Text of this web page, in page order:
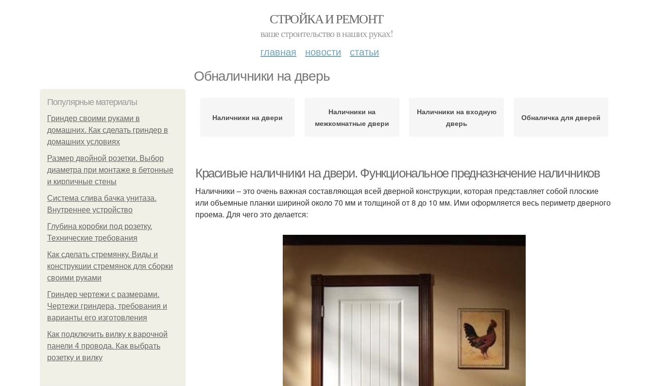
СТРОЙКА И РЕМОНТ
ваше строительство в наших руках!
главная новости статьи
Обналичники на дверь
Популярные материалы
Гриндер своими руками в
домашних. Как сделать гриндер в
домашних условиях
Размер двойной розетки. Выбор
диаметра при монтаже в бетонные
и кирпичные стены
Система слива бачка унитаза.
Внутреннее устройство
Глубина коробки под розетку.
Технические требования
Как сделать стремянку. Виды и
конструкции стремянок для сборки
своими руками
Гриндер чертежи с размерами.
Чертежи гриндера, требования и
варианты его изготовления
Как подключить вилку к варочной
панели 4 провода. Как выбрать
розетку и вилку
Наличники на двери
Наличники на
межкомнатные двери
Наличники на входную
дверь
Обналичка для дверей
Красивые наличники на двери. Функциональное предназначение наличников
Наличники – это очень важная составляющая всей дверной конструкции, которая представляет собой плоские
или объемные планки шириной около 70 мм и толщиной от 8 до 10 мм. Ими оформляется весь периметр дверного
проема. Для чего это делается: